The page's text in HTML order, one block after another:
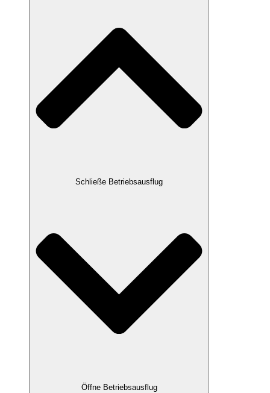
Schließe Betriebsausflug
Öffne Betriebsausflug